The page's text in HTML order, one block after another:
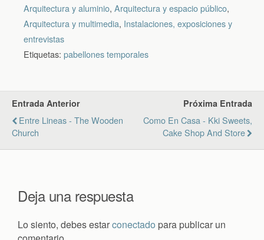
Arquitectura y aluminio, Arquitectura y espacio público,
Arquitectura y multimedia, Instalaciones, exposiciones y
entrevistas
Etiquetas: pabellones temporales
Entrada Anterior
Entre Lineas - The Wooden
Church
Próxima Entrada
Como En Casa - Kki Sweets,
Cake Shop And Store
Deja una respuesta
Lo siento, debes estarconectado para publicar un